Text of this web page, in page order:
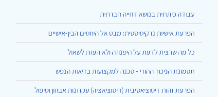
עבודה כיתתית בנושא דחייה חברתית
הפרעת אישיות נרקיסיסטית: מבט אל היחסים הבין-אישיים
כל מה שרצית לדעת על היפנוזה ולא העזת לשאול
תסמונת הניכור ההורי - סכנה למקצועות בריאות הנפש
הפרעת זהות דיסוציאטיבית (דיסוציאציה) עקרונות אבחון וטיפול